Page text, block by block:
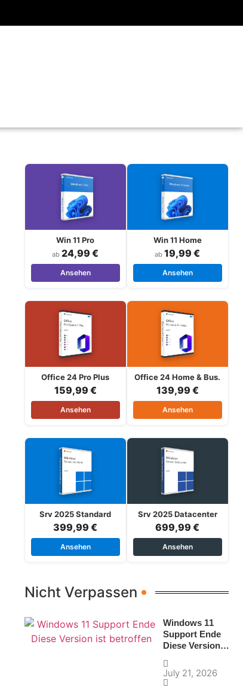
Win 11 Pro
ab 24,99 €
Ansehen
Win 11 Home
ab 19,99 €
Ansehen
Office 24 Pro Plus
159,99 €
Ansehen
Office 24 Home & Bus.
139,99 €
Ansehen
Srv 2025 Standard
399,99 €
Ansehen
Srv 2025 Datacenter
699,99 €
Ansehen
Nicht Verpassen
Windows 11
Support Ende
Diese Version
July 21, 2026